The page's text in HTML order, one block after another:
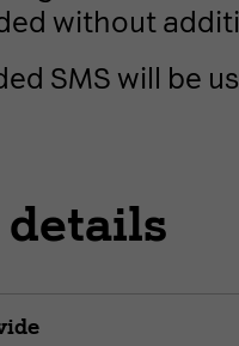
without
SMS will be
details